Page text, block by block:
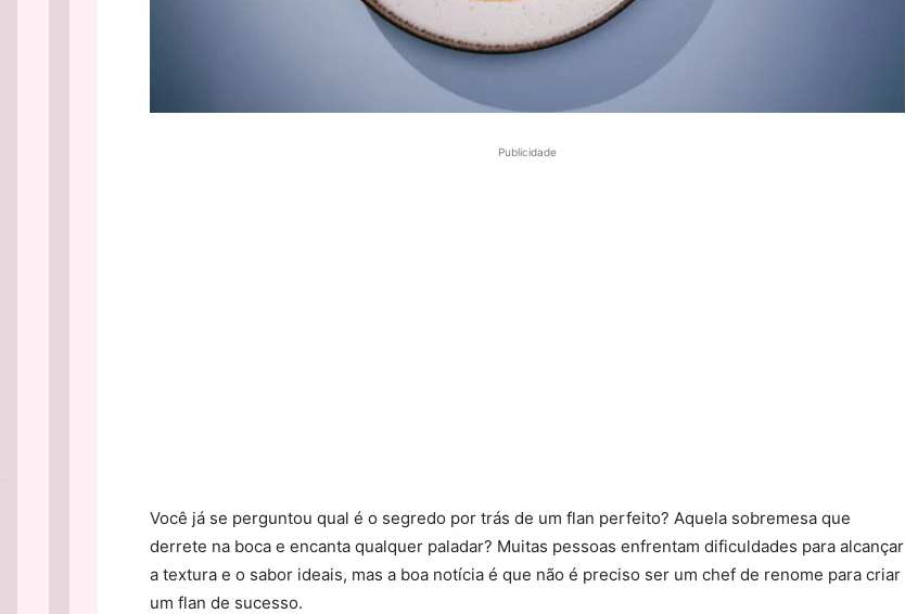
Publicidade
Você já se perguntou qual é o segredo por trás de um flan perfeito? Aquela sobremesa que
derrete na boca e encanta qualquer paladar? Muitas pessoas enfrentam dificuldades para alcançar
a textura e o sabor ideais, mas a boa notícia é que não é preciso ser um chef de renome para criar
um flan de sucesso.